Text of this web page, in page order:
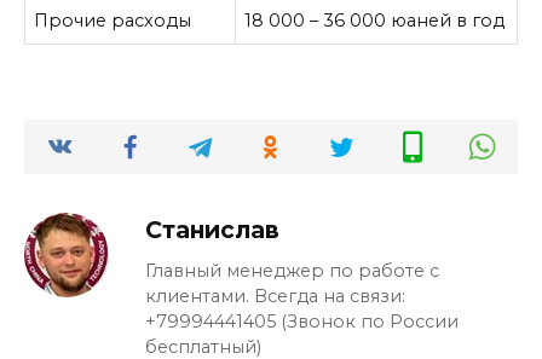
Прочие расходы 18 000 – 36 000 юаней в год
Станислав
Главный менеджер по работе с
клиентами. Всегда на связи:
+79994441405 (Звонок по России
бесплатный)